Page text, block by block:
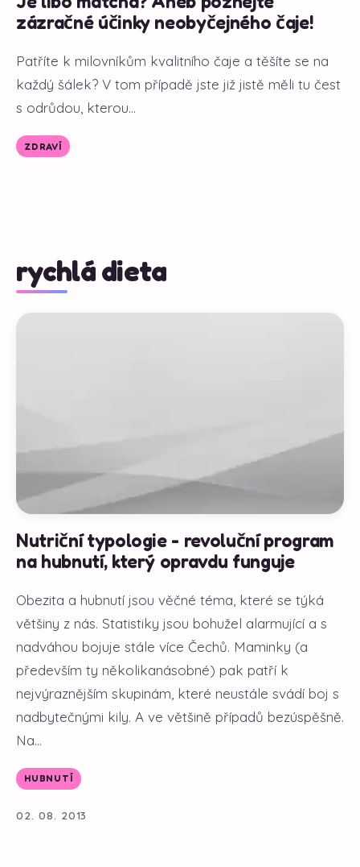
zázračné účinky neobyčejného čaje!
Patříte k milovníkům kvalitního čaje a těšíte se na
každý šálek? V tom případě jste již jistě měli tu čest
s odrůdou, kterou...
ZDRAVÍ
rychlá dieta
Nutriční typologie - revoluční program
na hubnutí, který opravdu funguje
Obezita a hubnutí jsou věčné téma, které se týká
většiny z nás. Statistiky jsou bohužel alarmující a s
nadváhou bojuje stále více Čechů. Maminky (a
především ty několikanásobné) pak patří k
nejvýraznějším skupinám, které neustále svádí boj s
nadbytečnými kily. A ve většině případů bezúspěšně.
Na...
HUBNUTÍ
02. 08. 2013